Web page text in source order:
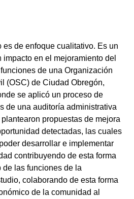
es de enfoque cualitativo. Es un
impacto en el mejoramiento del
de una Organización
(OSC) de Ciudad Obregón,
se aplicó un proceso de
de una auditoría administrativa
propuestas de mejora
detectadas, las cuales
desarrollar e implementar
contribuyendo de esta forma
de las funciones de la
colaborando de esta forma
de la comunidad al